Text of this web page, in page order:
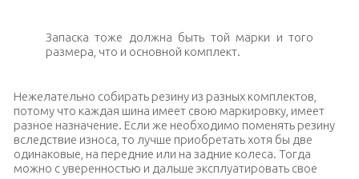
Запаска тоже должна быть той марки и того
размера, что и основной комплект.
Нежелательно собирать резину из разных комплектов,
потому что каждая шина имеет свою маркировку, имеет
разное назначение. Если же необходимо поменять резину
вследствие износа, то лучше приобретать хотя бы две
одинаковые, на передние или на задние колеса. Тогда
можно с уверенностью и дальше эксплуатировать свое